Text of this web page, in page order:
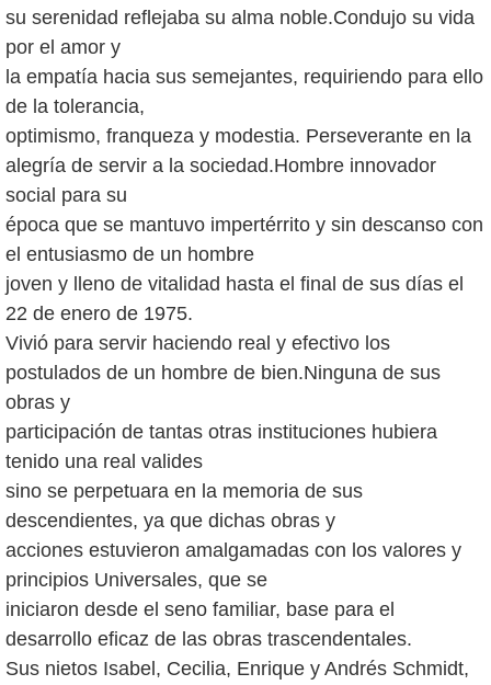
su serenidad reflejaba su alma noble.Condujo su vida
por el amor y
la empatía hacia sus semejantes, requiriendo para ello
de la tolerancia,
optimismo, franqueza y modestia. Perseverante en la
alegría de servir a la sociedad.Hombre innovador
social para su
época que se mantuvo impertérrito y sin descanso con
el entusiasmo de un hombre
joven y lleno de vitalidad hasta el final de sus días el
22 de enero de 1975.
Vivió para servir haciendo real y efectivo los
postulados de un hombre de bien.Ninguna de sus
obras y
participación de tantas otras instituciones hubiera
tenido una real valides
sino se perpetuara en la memoria de sus
descendientes, ya que dichas obras y
acciones estuvieron amalgamadas con los valores y
principios Universales, que se
iniciaron desde el seno familiar, base para el
desarrollo eficaz de las obras trascendentales.
Sus nietos Isabel, Cecilia, Enrique y Andrés Schmidt,